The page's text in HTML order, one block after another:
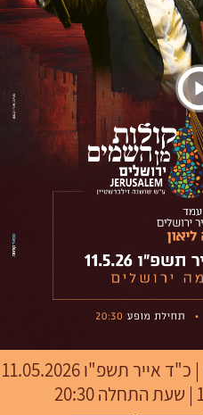
| כ"ד אייר תשפ"ו 11.05.2026